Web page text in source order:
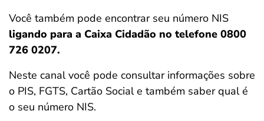
Você também pode encontrar seu número NIS
ligando para a Caixa Cidadão no telefone 0800
726 0207.
Neste canal você pode consultar informações sobre
o PIS, FGTS, Cartão Social e também saber qual é
o seu número NIS.